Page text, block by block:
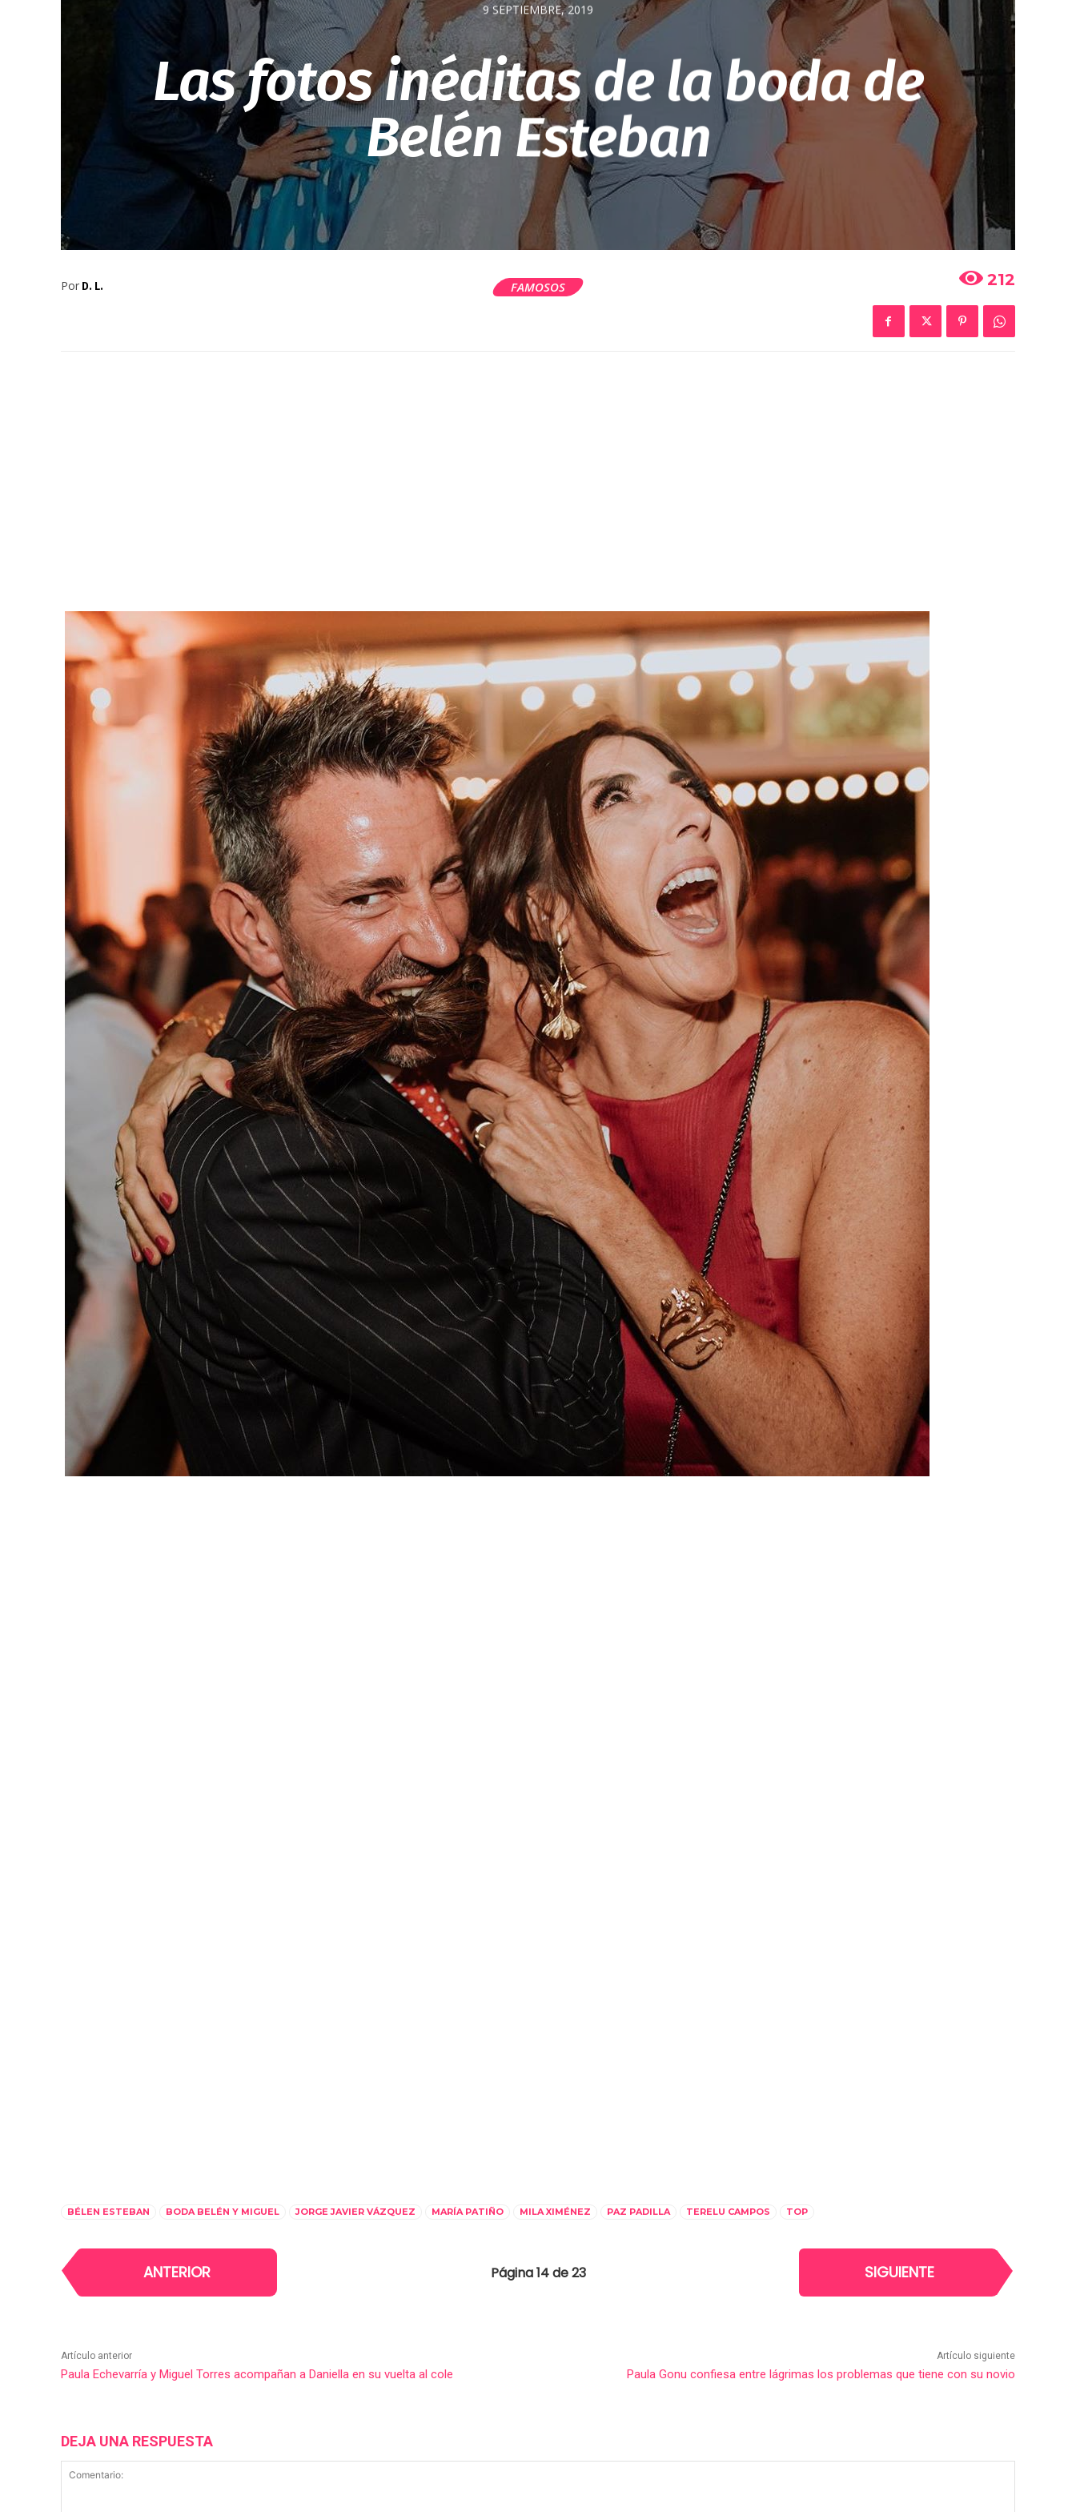
9 SEPTIEMBRE, 2019
Las fotos inéditas de la boda de
Belén Esteban
Por D. L. FAMOSOS 212
BÉLEN ESTEBAN BODA BELÉN Y MIGUEL JORGE JAVIER VÁZQUEZ MARÍA PATIÑO MILA XIMÉNEZ PAZ PADILLA TERELU CAMPOS TOP
ANTERIOR Página 14 de 23 SIGUIENTE
Artículo anterior
Paula Echevarría y Miguel Torres acompañan a Daniella en su vuelta al cole
Artículo siguiente
Paula Gonu confiesa entre lágrimas los problemas que tiene con su novio
DEJA UNA RESPUESTA